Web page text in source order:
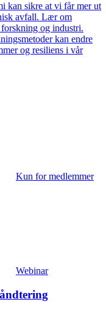
kan sikre at vi får mer ut
avfall. Lær om
og industri.
kan endre
og resiliens i vår
Kun for medlemmer
Webinar